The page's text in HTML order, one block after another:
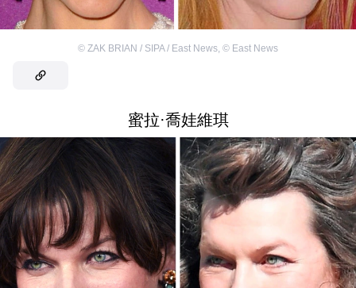
© ZAK BRIAN / SIPA / East News, © East News
蜜拉·喬娃維琪